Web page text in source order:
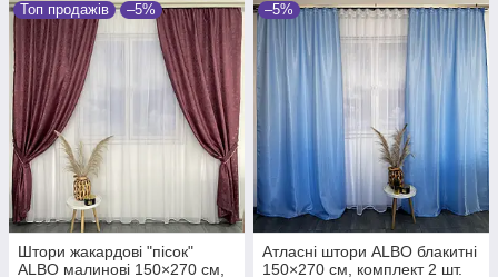
Топ продажів –5%
Штори жакардові "пісок"
ALBO малинові 150×270 см,
–5%
Атласні штори ALBO блакитні
150×270 см, комплект 2 шт.